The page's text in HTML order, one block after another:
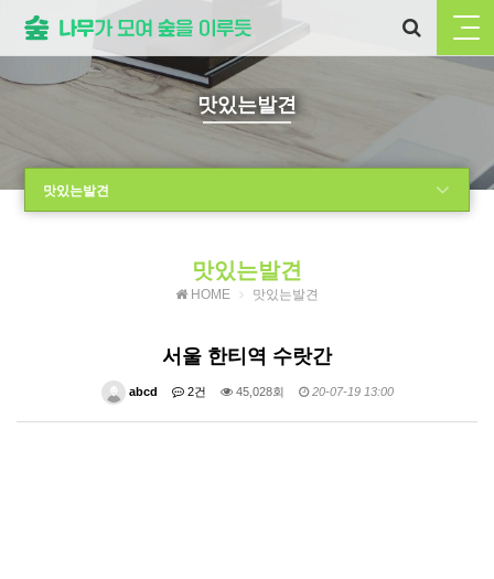
맛있는발견
맛있는발견
맛있는발견
HOME 맛있는발견
서울 한티역 수랏간
abcd 2건 45,028회 20-07-19 13:00